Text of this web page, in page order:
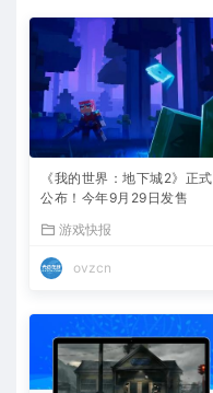
《我的世界：地下城2》正式
公布！今年9月29日发售
游戏快报
ovzcn